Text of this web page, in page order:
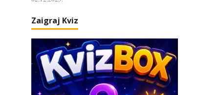
Zaigraj Kviz